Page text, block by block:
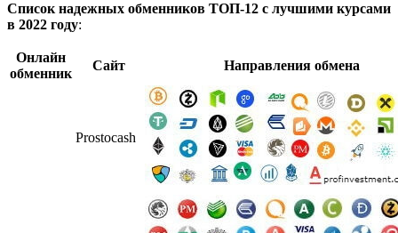
Список надежных обменников ТОП-12 с лучшими курсами
в 2022 году:
Онлайн
обменник
Сайт Направления обмена
Prostocash